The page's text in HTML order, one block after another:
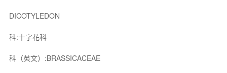
DICOTYLEDON
科:十字花科
科（英文）:BRASSICACEAE